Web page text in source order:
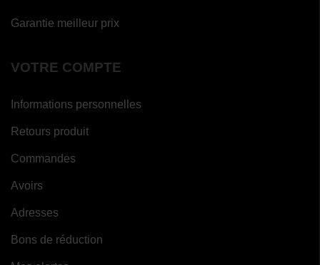
Garantie meilleur prix
VOTRE COMPTE
Informations personnelles
Retours produit
Commandes
Avoirs
Adresses
Bons de réduction